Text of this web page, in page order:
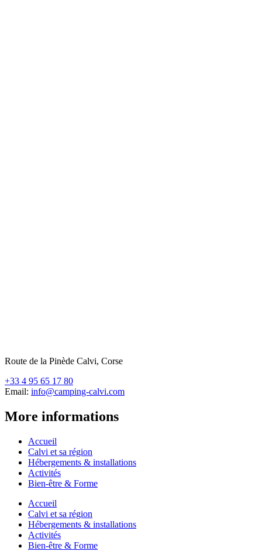
Route de la Pinède Calvi, Corse
+33 4 95 65 17 80
Email: info@camping-calvi.com
More informations
Accueil
Calvi et sa région
Hébergements & installations
Activités
Bien-être & Forme
Accueil
Calvi et sa région
Hébergements & installations
Activités
Bien-être & Forme